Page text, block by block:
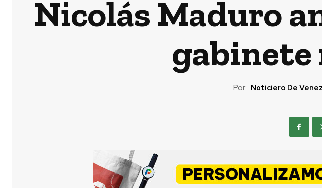
Nicolás Maduro
Por: Noticiero De